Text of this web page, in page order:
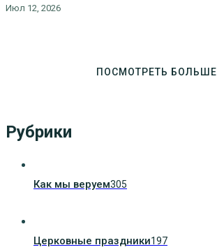
Июл 12, 2026
ПОСМОТРЕТЬ БОЛЬШЕ
Рубрики
Как мы веруем305
Церковные праздники197